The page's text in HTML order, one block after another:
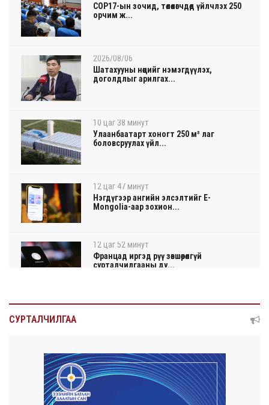
COP17-ын зочид, төлөөлөгчдөд үйлчлэх 250
орчим ж...
2026/08/06
Шатахууны нөөцийг нэмэгдүүлэх,
доголдлыг арилгах...
10 цаг 38 минут
Улаанбаатарт хоногт 250 м³ лаг
боловсруулах үйл...
12 цаг 47 минут
Нэгдүгээр ангийн элсэлтийг E-
Mongolia-аар зохион...
12 цаг 52 минут
Францад иргэд рүү зөвшөөрөлгүй
сурталчилгааны ду...
12 цаг 56 минут
12 цаг 58 минут
Автомашины улсын дугаар сондгой
СУРТАЛЧИЛГАА